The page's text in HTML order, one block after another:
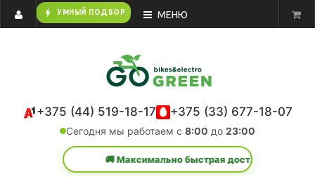
bolt УМНЫЙ ПОДБОР МЕНЮ
+375 (44) 519-18-17 +375 (33) 677-18-07
Сегодня мы работаем с 8:00 до 23:00
🚚 Максимально быстрая доставка в любую